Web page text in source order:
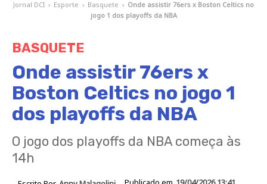
Jornal DCI › Esporte › Basquete › Onde assistir 76ers x Boston Celtics no
jogo 1 dos playoffs da NBA
BASQUETE
Onde assistir 76ers x
Boston Celtics no jogo 1
dos playoffs da NBA
O jogo dos playoffs da NBA começa às
14h